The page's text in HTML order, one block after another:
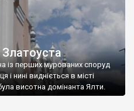
із перших мурованих споруд
нині видніється в місті
висотна домінанта Ялти.